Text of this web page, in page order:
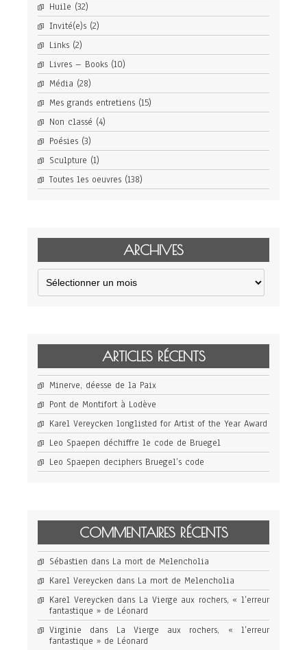
Huile (32)
Invité(e)s (2)
Links (2)
Livres – Books (10)
Média (28)
Mes grands entretiens (15)
Non classé (4)
Poésies (3)
Sculpture (1)
Toutes les oeuvres (138)
ARCHIVES
Archives
ARTICLES RÉCENTS
Minerve, déesse de la Paix
Pont de Montifort à Lodève
Karel Vereycken longlisted for Artist of the Year Award
Leo Spaepen déchiffre le code de Bruegel
Leo Spaepen deciphers Bruegel’s code
COMMENTAIRES RÉCENTS
Sébastien dans La mort de Melencholia
Karel Vereycken dans La mort de Melencholia
Karel Vereycken dans La Vierge aux rochers, « l’erreur
fantastique » de Léonard
Virginie dans La Vierge aux rochers, « l’erreur
fantastique » de Léonard